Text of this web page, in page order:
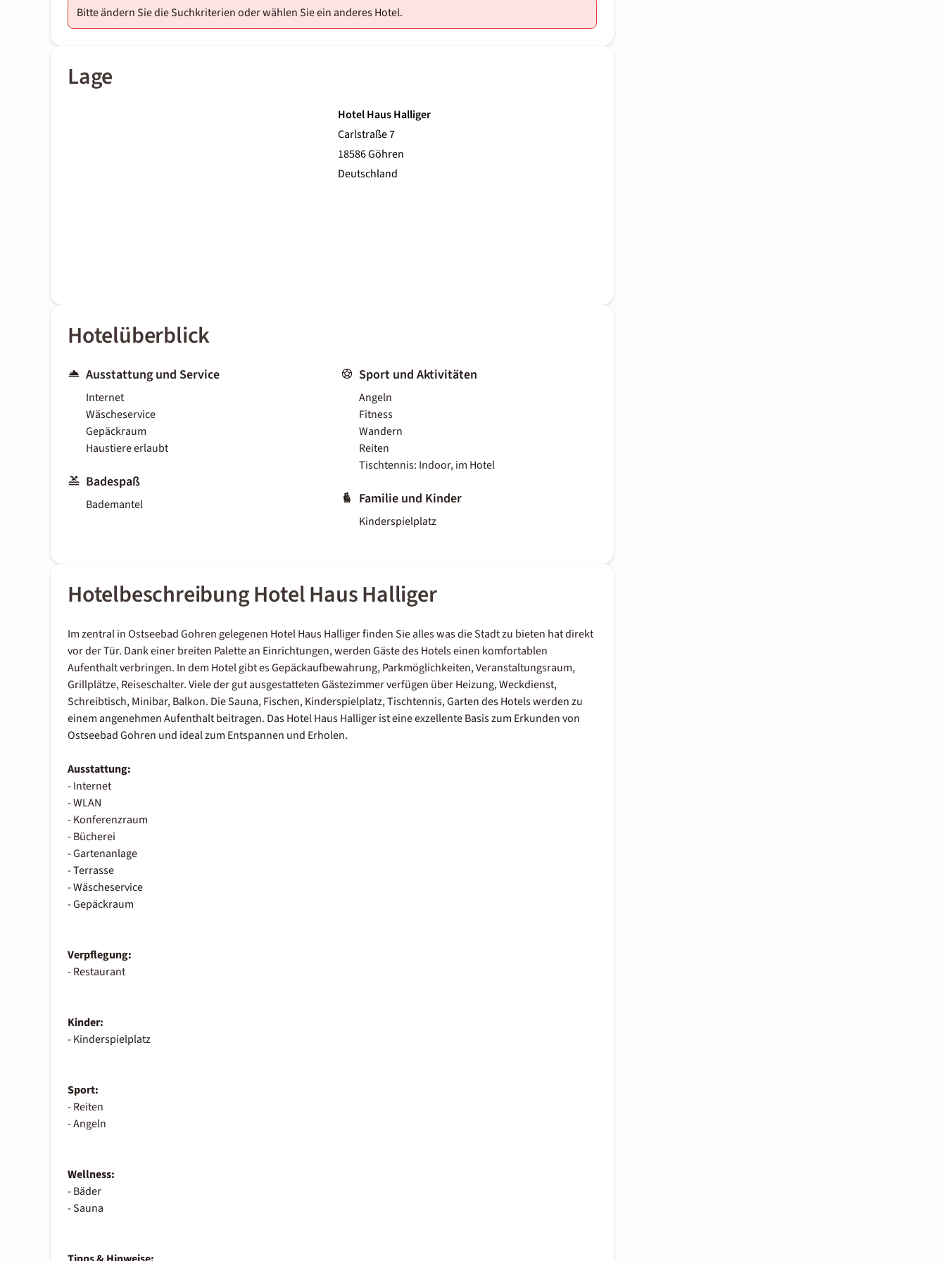
Bitte ändern Sie die Suchkriterien oder wählen Sie ein anderes Hotel.
Lage
Hotel Haus Halliger
Carlstraße 7
18586 Göhren
Deutschland
Hotelüberblick
Ausstattung und Service
Internet
Wäscheservice
Gepäckraum
Haustiere erlaubt
Badespaß
Bademantel
Sport und Aktivitäten
Angeln
Fitness
Wandern
Reiten
Tischtennis: Indoor, im Hotel
Familie und Kinder
Kinderspielplatz
Hotelbeschreibung Hotel Haus Halliger
Im zentral in Ostseebad Gohren gelegenen Hotel Haus Halliger finden Sie alles was die Stadt zu bieten hat direkt
vor der Tür. Dank einer breiten Palette an Einrichtungen, werden Gäste des Hotels einen komfortablen
Aufenthalt verbringen. In dem Hotel gibt es Gepäckaufbewahrung, Parkmöglichkeiten, Veranstaltungsraum,
Grillplätze, Reiseschalter. Viele der gut ausgestatteten Gästezimmer verfügen über Heizung, Weckdienst,
Schreibtisch, Minibar, Balkon. Die Sauna, Fischen, Kinderspielplatz, Tischtennis, Garten des Hotels werden zu
einem angenehmen Aufenthalt beitragen. Das Hotel Haus Halliger ist eine exzellente Basis zum Erkunden von
Ostseebad Gohren und ideal zum Entspannen und Erholen.
Ausstattung:
- Internet
- WLAN
- Konferenzraum
- Bücherei
- Gartenanlage
- Terrasse
- Wäscheservice
- Gepäckraum
Verpflegung:
- Restaurant
Kinder:
- Kinderspielplatz
Sport:
- Reiten
- Angeln
Wellness:
- Bäder
- Sauna